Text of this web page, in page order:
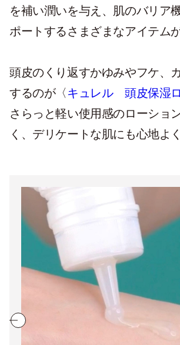
を補い潤いを与え、肌のバリア
ポートするさまざまなアイテム
頭皮のくり返すかゆみやフケ、
するのが〈 キュレル 頭皮保湿
さらっと軽い使用感のローショ
く、デリケートな肌にも心地よ